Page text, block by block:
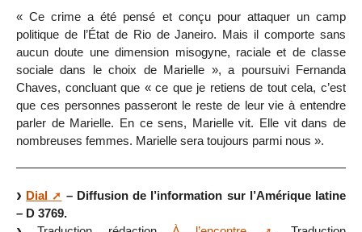
« Ce crime a été pensé et conçu pour attaquer un camp
politique de l’État de Rio de Janeiro. Mais il comporte sans
aucun doute une dimension misogyne, raciale et de classe
sociale dans le choix de Marielle », a poursuivi Fernanda
Chaves, concluant que « ce que je retiens de tout cela, c’est
que ces personnes passeront le reste de leur vie à entendre
parler de Marielle. En ce sens, Marielle vit. Elle vit dans de
nombreuses femmes. Marielle sera toujours parmi nous ».
Dial
– Diffusion de l’information sur l’Amérique latine
– D 3769.